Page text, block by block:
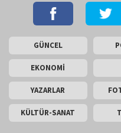
GÜNCEL
EKONOMİ
YAZARLAR
KÜLTÜR-SANAT